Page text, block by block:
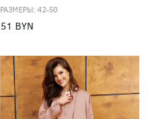
РАЗМЕРЫ: 42-50
51 BYN